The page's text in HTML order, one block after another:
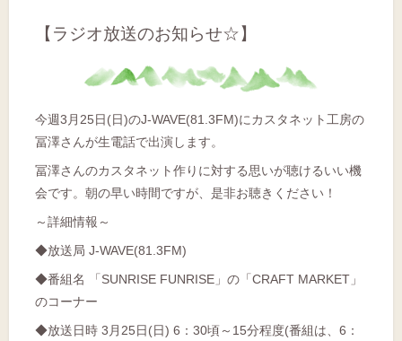
【ラジオ放送のお知らせ☆】
今週3月25日(日)のJ-WAVE(81.3FM)にカスタネット工房の
冨澤さんが生電話で出演します。
冨澤さんのカスタネット作りに対する思いが聴けるいい機
会です。朝の早い時間ですが、是非お聴きください！
～詳細情報～
◆放送局 J-WAVE(81.3FM)
◆番組名 「SUNRISE FUNRISE」の「CRAFT MARKET」
のコーナー
◆放送日時 3月25日(日) 6：30頃～15分程度(番組は、6：